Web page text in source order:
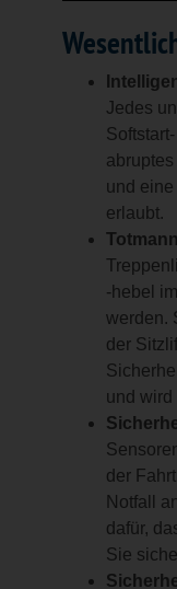
Jedes
und
erlaubt.
-hebel
werden.
der
und wird
der
Notfall
dafür,
Sie